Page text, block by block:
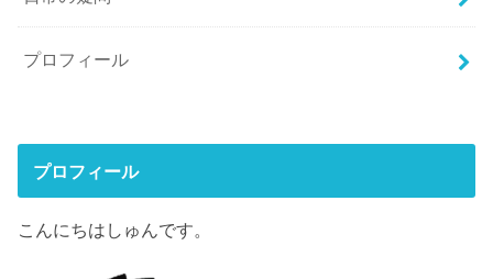
プロフィール
プロフィール
こんにちはしゅんです。